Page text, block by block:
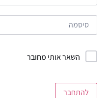
השאר אותי מחובר
להתחבר